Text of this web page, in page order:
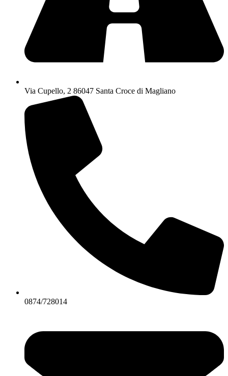
Via Cupello, 2 86047 Santa Croce di Magliano
0874/728014